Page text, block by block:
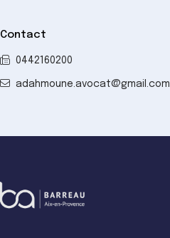
Contact
0442160200
adahmoune.avocat@gmail.com